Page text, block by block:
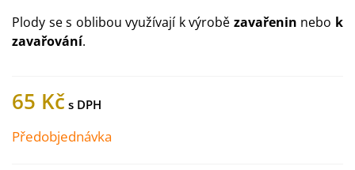
Plody se s oblibou využívají k výrobě zavařenin nebo k
zavařování.
65 Kč
Předobjednávka